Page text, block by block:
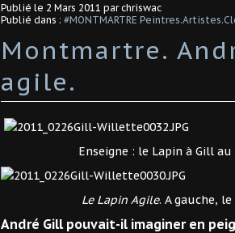
Publié le 2 Mars 2011 par chriswac
Publié dans : #MONTMARTRE
Montmartre.
agile.
Enseigne : le Lapin à Gill au
Le Lapin Agile. A gauche,
André Gill pouvait-il imaginer en